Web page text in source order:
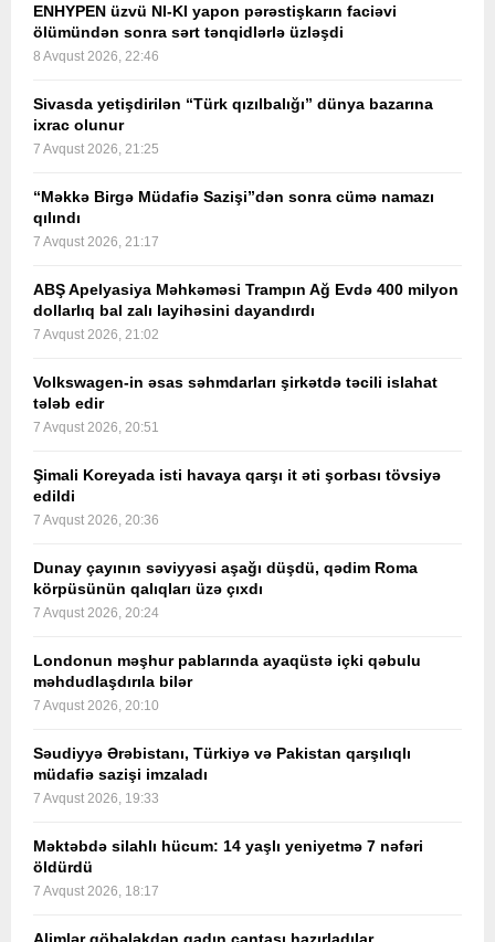
ENHYPEN üzvü NI-KI yapon pərəstişkarın faciəvi
ölümündən sonra sərt tənqidlərlə üzləşdi
8 Avqust 2026, 22:46
Sivasda yetişdirilən “Türk qızılbalığı” dünya bazarına
ixrac olunur
7 Avqust 2026, 21:25
“Məkkə Birgə Müdafiə Sazişi”dən sonra cümə namazı
qılındı
7 Avqust 2026, 21:17
ABŞ Apelyasiya Məhkəməsi Trampın Ağ Evdə 400 milyon
dollarlıq bal zalı layihəsini dayandırdı
7 Avqust 2026, 21:02
Volkswagen-in əsas səhmdarları şirkətdə təcili islahat
tələb edir
7 Avqust 2026, 20:51
Şimali Koreyada isti havaya qarşı it əti şorbası tövsiyə
edildi
7 Avqust 2026, 20:36
Dunay çayının səviyyəsi aşağı düşdü, qədim Roma
körpüsünün qalıqları üzə çıxdı
7 Avqust 2026, 20:24
Londonun məşhur pablarında ayaqüstə içki qəbulu
məhdudlaşdırıla bilər
7 Avqust 2026, 20:10
Səudiyyə Ərəbistanı, Türkiyə və Pakistan qarşılıqlı
müdafiə sazişi imzaladı
7 Avqust 2026, 19:33
Məktəbdə silahlı hücum: 14 yaşlı yeniyetmə 7 nəfəri
öldürdü
7 Avqust 2026, 18:17